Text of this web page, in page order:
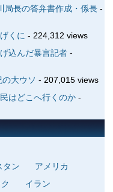
長の答弁書作成・係長-
くに - 224,312 views
込んだ暴言記者-
の大ウソ - 207,015 views
はどこへ行くのか-
タン
アメリカ
イラン